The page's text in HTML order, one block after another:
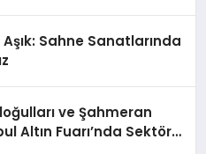
Sahne Sanatlarında
ve Şahmeran
Altın Fuarı’nda Sektöre